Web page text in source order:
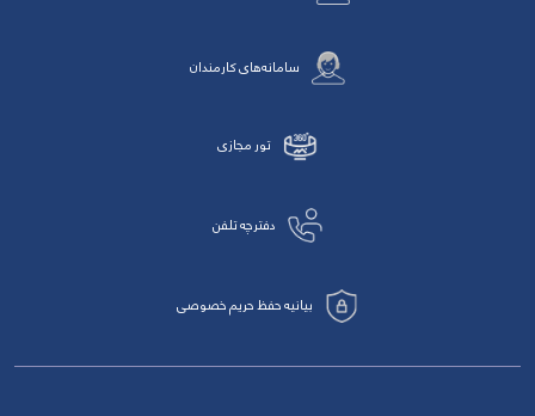
سامانه‌های کارمندان
تور مجازی
دفترچه تلفن
بیانیه حفظ حریم خصوصی